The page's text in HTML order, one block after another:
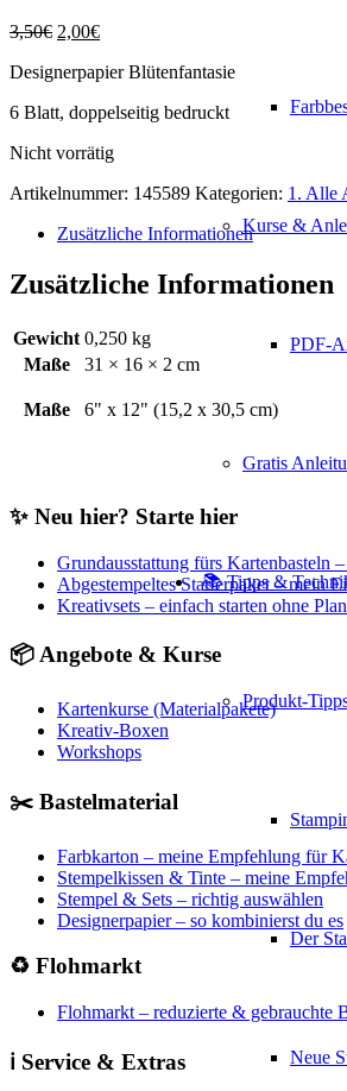
Kurse &
PDF-
Gratis
📚 Tipps &
Produkt-
Der
Neue
3,50€ Ursprünglicher
war:
2,00€Aktueller
ist:
Designerpapier Blütenfantasie
6 Blatt, doppelseitig bedruckt
Nicht vorrätig
Artikelnummer: 145589 Kategorien: 1. Alle
Zusätzliche Informationen
Zusätzliche Informationen
Gewicht 0,250 kg
Maße
31 × 16 × 2 cm
Maße 6" x 12" (15,2 x 30,5 cm)
✨ Neu hier? Starte hier
Grundausstattung fürs Kartenbasteln
Abgestempeltes Starterpaket – mein
Kreativsets – einfach starten ohne
📦 Angebote & Kurse
Kartenkurse (Materialpakete)
Kreativ-Boxen
Workshops
✂️ Bastelmaterial
Farbkarton – meine Empfehlung für
Stempelkissen & Tinte – meine
Stempel & Sets – richtig auswählen
Designerpapier – so kombinierst du es
♻️ Flohmarkt
Flohmarkt – reduzierte & gebrauchte
ℹ️ Service & Extras